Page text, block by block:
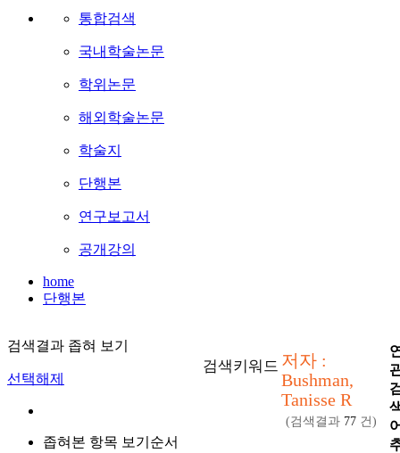
통합검색
국내학술논문
학위논문
해외학술논문
학술지
단행본
연구보고서
공개강의
home
단행본
검색결과 좁혀 보기
선택해제
좁혀본 항목 보기순서
검색키워드 저자 :
Bushman,
Tanisse R
(검색결과 77 건)